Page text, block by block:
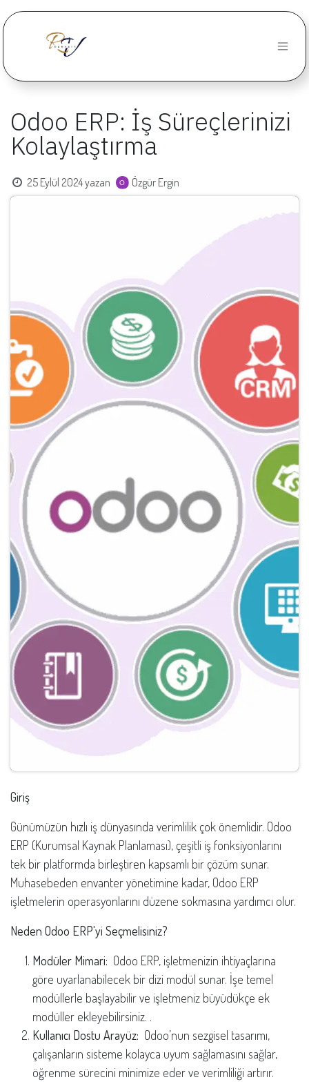
İçereği Atla
Odoo ERP: İş Süreçlerinizi
Kolaylaştırma
25 Eylül 2024yazan Özgür Ergin
Giriş
Günümüzün hızlı iş dünyasında verimlilik çok önemlidir. Odoo
ERP (Kurumsal Kaynak Planlaması), çeşitli iş fonksiyonlarını
tek bir platformda birleştiren kapsamlı bir çözüm sunar.
Muhasebeden envanter yönetimine kadar, Odoo ERP
işletmelerin operasyonlarını düzene sokmasına yardımcı olur.
Neden Odoo ERP'yi Seçmelisiniz?
Modüler Mimari: Odoo ERP, işletmenizin ihtiyaçlarına
göre uyarlanabilecek bir dizi modül sunar. İşe temel
modüllerle başlayabilir ve işletmeniz büyüdükçe ek
modüller ekleyebilirsiniz. .
Kullanıcı Dostu Arayüz: Odoo’nun sezgisel tasarımı,
çalışanların sisteme kolayca uyum sağlamasını sağlar,
öğrenme sürecini minimize eder ve verimliliği artırır.